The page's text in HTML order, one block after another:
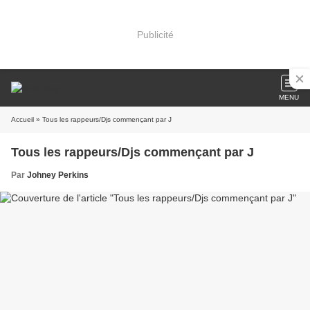
Publicité
MENU
Accueil » Tous les rappeurs/Djs commençant par J
Tous les rappeurs/Djs commençant par J
Par Johney Perkins